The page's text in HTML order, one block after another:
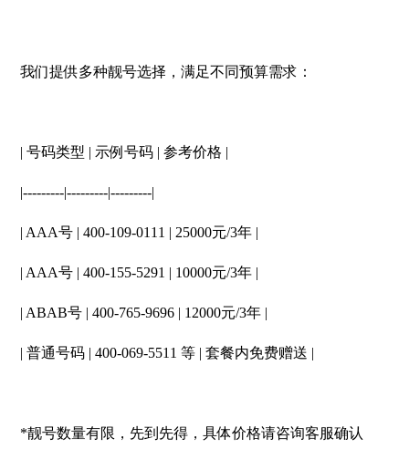
我们提供多种靓号选择，满足不同预算需求：
| 号码类型 | 示例号码 | 参考价格 |
|---------|---------|---------|
| AAA号 | 400-109-0111 | 25000元/3年 |
| AAA号 | 400-155-5291 | 10000元/3年 |
| ABAB号 | 400-765-9696 | 12000元/3年 |
| 普通号码 | 400-069-5511 等 | 套餐内免费赠送 |
*靓号数量有限，先到先得，具体价格请咨询客服确认